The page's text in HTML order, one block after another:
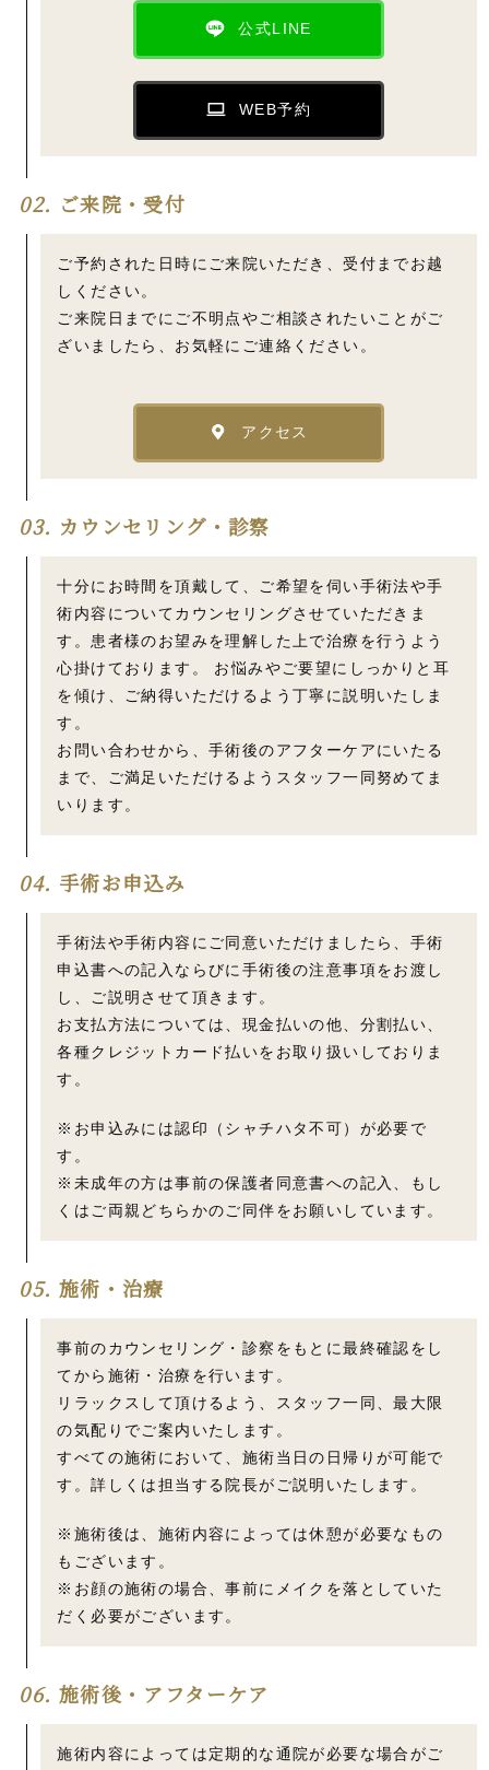
公式LINE
WEB予約
02. ご来院・受付
ご予約された日時にご来院いただき、受付までお越
しください。
ご来院日までにご不明点やご相談されたいことがご
ざいましたら、お気軽にご連絡ください。
アクセス
03. カウンセリング・診察
十分にお時間を頂戴して、ご希望を伺い手術法や手
術内容についてカウンセリングさせていただきま
す。患者様のお望みを理解した上で治療を行うよう
心掛けております。 お悩みやご要望にしっかりと耳
を傾け、ご納得いただけるよう丁寧に説明いたしま
す。
お問い合わせから、手術後のアフターケアにいたる
まで、ご満足いただけるようスタッフ一同努めてま
いります。
04. 手術お申込み
手術法や手術内容にご同意いただけましたら、手術
申込書への記入ならびに手術後の注意事項をお渡し
し、ご説明させて頂きます。
お支払方法については、現金払いの他、分割払い、
各種クレジットカード払いをお取り扱いしておりま
す。
※お申込みには認印（シャチハタ不可）が必要で
す。
※未成年の方は事前の保護者同意書への記入、もし
くはご両親どちらかのご同伴をお願いしています。
05. 施術・治療
事前のカウンセリング・診察をもとに最終確認をし
てから施術・治療を行います。
リラックスして頂けるよう、スタッフ一同、最大限
の気配りでご案内いたします。
すべての施術において、施術当日の日帰りが可能で
す。詳しくは担当する院長がご説明いたします。
※施術後は、施術内容によっては休憩が必要なもの
もございます。
※お顔の施術の場合、事前にメイクを落としていた
だく必要がございます。
06. 施術後・アフターケア
施術内容によっては定期的な通院が必要な場合がご